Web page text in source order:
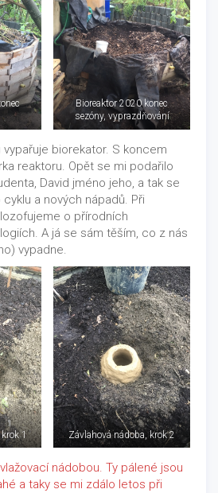
Bioreaktor 2020 konec
sezóny, vyprazdňování
biorekator. S koncem
reaktoru. Opět se mi podařilo
David jméno jeho, a tak se
a nových nápadů. Při
o přírodních
A já se sám těším, co z nás
vypadne.
1 Závlahová nádoba, krok 2
nádobou. Ty pálené jsou
a taky se mi zdálo letos při